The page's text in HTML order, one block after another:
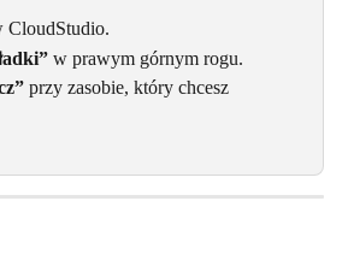
CloudStudio.
w prawym górnym rogu.
przy zasobie, który chcesz